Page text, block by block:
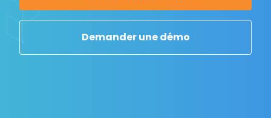
Demander une démo